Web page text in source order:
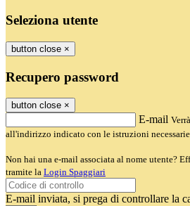
Seleziona utente
button close ×
Recupero password
button close ×
E-mail
all'indirizzo indicato con le istruzioni
Non hai una e-mail associata al nome utente?
tramite la Login Spaggiari
E-mail inviata, si prega di controllare la